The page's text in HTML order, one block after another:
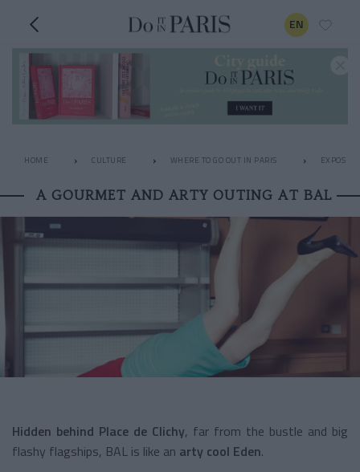
EN
HOME CULTURE WHERE TO GO OUT IN PARIS EXPOS
A GOURMET AND ARTY OUTING AT BAL
Hidden behind Place de Clichy, far from the bustle and big
flashy flagships, BAL is like an arty cool Eden.